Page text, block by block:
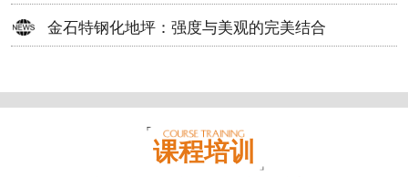
金石特钢化地坪：强度与美观的完美结合
课程培训